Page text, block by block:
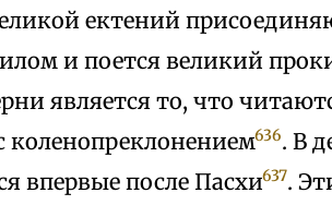
ектений
и поется великий
является то, что
коленопреклонением636. В
впервые после Пасхи637.